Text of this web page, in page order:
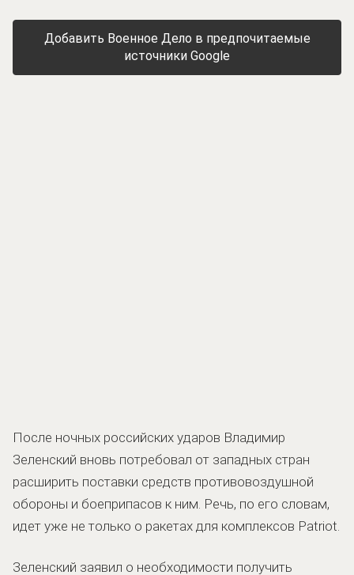
Добавить Военное Дело в предпочитаемые
источники Google
После ночных российских ударов Владимир
Зеленский вновь потребовал от западных стран
расширить поставки средств противовоздушной
обороны и боеприпасов к ним. Речь, по его словам,
идет уже не только о ракетах для комплексов Patriot.
Зеленский заявил о необходимости получить